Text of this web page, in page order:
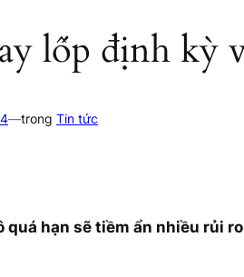
lốp định kỳ
—trong Tin tức
quá hạn sẽ tiềm ẩn nhiều rủi